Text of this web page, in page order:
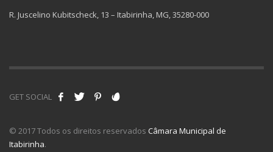
R. Juscelino Kubitscheck, 13 – Itabirinha, MG, 35280-000
GET SOCIAL
© 2017 Todos os direitos reservados Câmara Municipal de
Itabirinha.